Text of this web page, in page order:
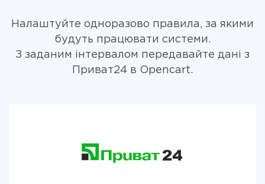
Налаштуйте одноразово правила, за якими
будуть працювати системи.
З заданим інтервалом передавайте дані з
Приват24 в Opencart.